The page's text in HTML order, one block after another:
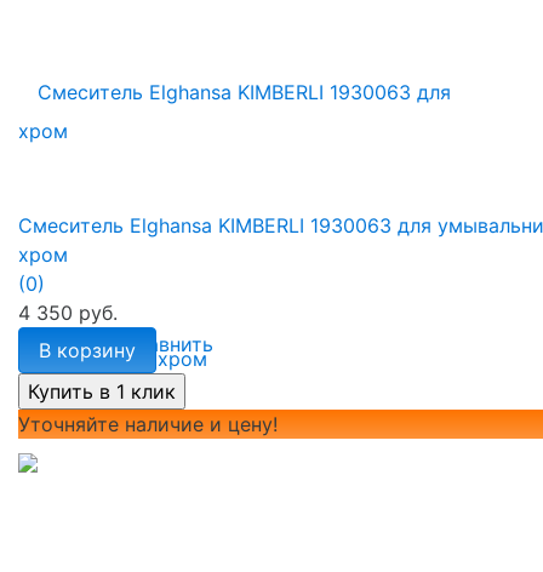
избранное сравнить
Смеситель Elghansa KIMBERLI 1930063 для
хром
(0)
4 350 руб.
В корзину
Уточняйте наличие и цену!